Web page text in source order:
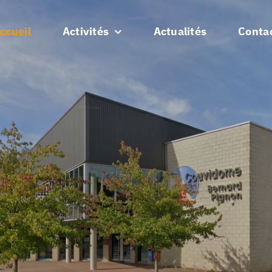
Activités Actualités